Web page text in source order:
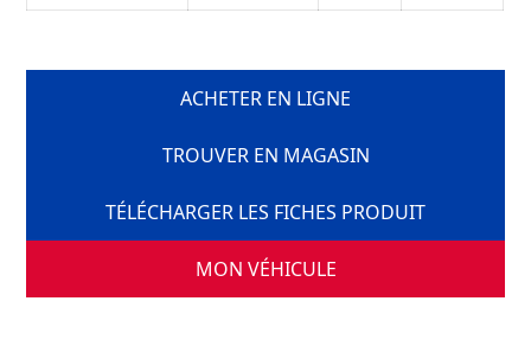
ACHETER EN LIGNE
TROUVER EN MAGASIN
TÉLÉCHARGER LES FICHES PRODUIT
MON VÉHICULE